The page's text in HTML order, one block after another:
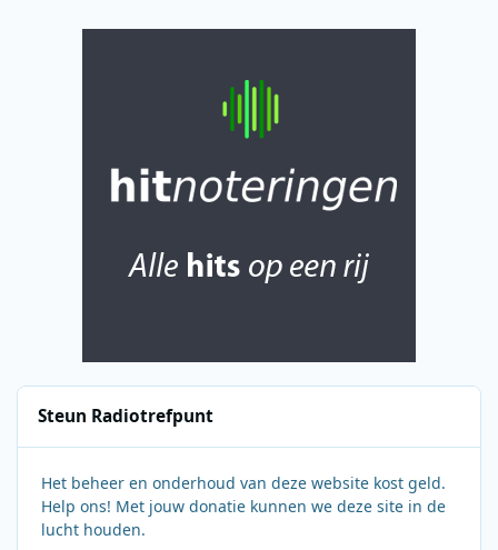
Steun Radiotrefpunt
Het beheer en onderhoud van deze website kost geld.
Help ons! Met jouw donatie kunnen we deze site in de
lucht houden.